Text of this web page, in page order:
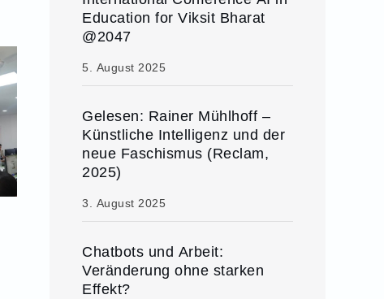
Education for Viksit Bharat
@2047
5. August 2025
Gelesen: Rainer Mühlhoff –
Künstliche Intelligenz und der
neue Faschismus (Reclam,
2025)
3. August 2025
Chatbots und Arbeit:
Veränderung ohne starken
Effekt?